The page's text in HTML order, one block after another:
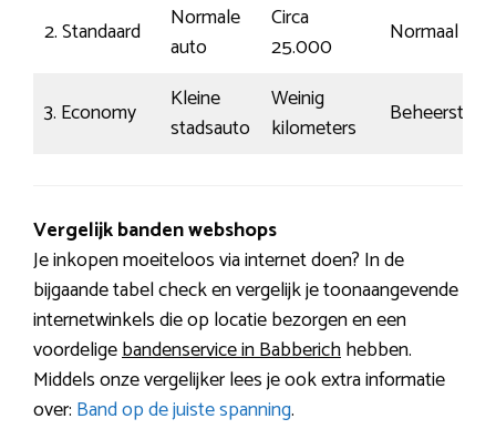
2. Standaard
Normale
auto
Circa
25.000
Normaal
3. Economy
Kleine
stadsauto
Weinig
kilometers
Beheerst
Vergelijk banden webshops
Je inkopen moeiteloos via internet doen? In de
bijgaande tabel check en vergelijk je toonaangevende
internetwinkels die op locatie bezorgen en een
voordeligebandenservice in Babberichhebben.
Middels onze vergelijker lees je ook extra informatie
over: Band op de juiste spanning.